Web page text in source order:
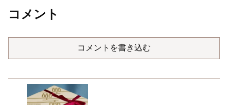
コメント
コメントを書き込む